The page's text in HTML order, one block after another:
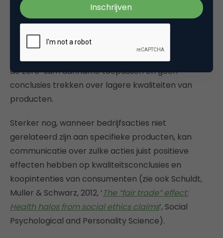
consumenten. Maatschappelijk verantwoord
meestal los van specifieke producten. Het gevolg is
de zero-sum aanname toepassen en geen
conclusies trekken over lagere kwaliteiten van
producten.
Sterker nog, wanneer bedrijfsacties niet
gerelateerd zijn aan specifieke producten, kan
communicatie over zulke acties juist positieve
effecten hebben op kwaliteitsconclusies en
koopintenties van consumenten (zie ook Schuldt,
Muller & Schwarz, 2012, ‘The “fair trade” effect:
Health halos from social ethics claims’, Social
Psychological and Personality Science).